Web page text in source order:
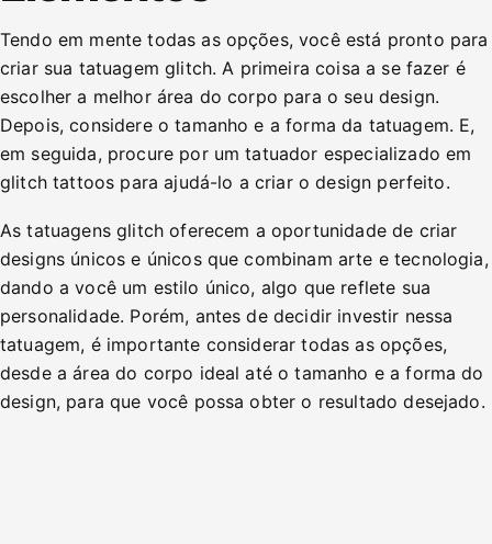
Tendo em mente todas as opções, você está pronto para
criar sua tatuagem glitch. A primeira coisa a se fazer é
escolher a melhor área do corpo para o seu design.
Depois, considere o tamanho e a forma da tatuagem. E,
em seguida, procure por um tatuador especializado em
glitch tattoos para ajudá-lo a criar o design perfeito.
As tatuagens glitch oferecem a oportunidade de criar
designs únicos e únicos que combinam arte e tecnologia,
dando a você um estilo único, algo que reflete sua
personalidade. Porém, antes de decidir investir nessa
tatuagem, é importante considerar todas as opções,
desde a área do corpo ideal até o tamanho e a forma do
design, para que você possa obter o resultado desejado.